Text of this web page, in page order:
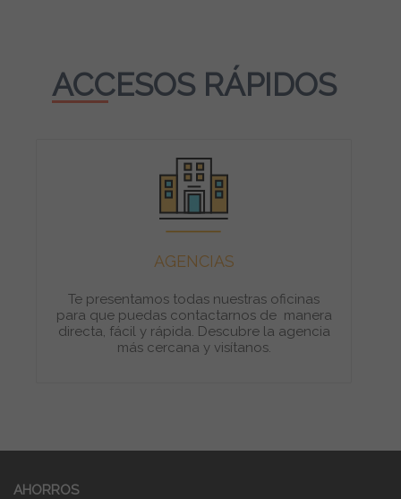
ACCESOS RÁPIDOS
AGENCIAS
Te presentamos todas nuestras oficinas
para que puedas contactarnos de manera
directa, fácil y rápida. Descubre la agencia
más cercana y visítanos.
AHORROS